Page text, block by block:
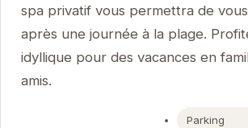
spa privatif vous permettra de
après une journée à la plage.
idyllique pour des vacances en
amis.
Parking